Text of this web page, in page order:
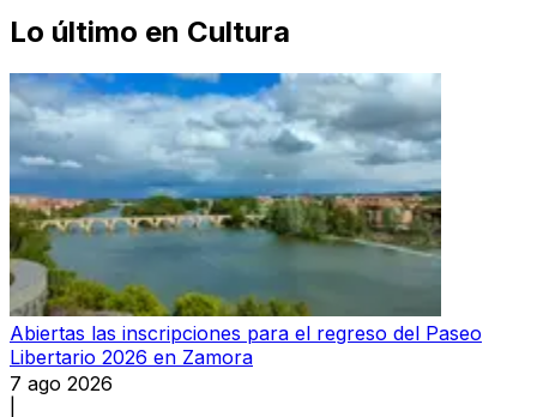
Lo último en Cultura
Abiertas las inscripciones para el regreso del Paseo
Libertario 2026 en Zamora
7 ago 2026